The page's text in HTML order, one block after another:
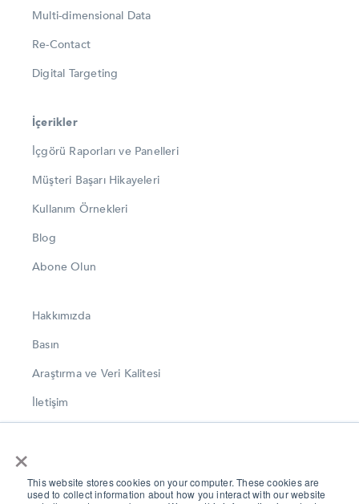
×
This website stores cookies on your computer. These cookies are
used to collect information about how you interact with our website
Multi-dimensional Data
Re-Contact
Digital Targeting
İçerikler
İçgörü Raporları ve Panelleri
Müşteri Başarı Hikayeleri
Kullanım Örnekleri
Blog
Abone Olun
Hakkımızda
Basın
Araştırma ve Veri Kalitesi
İletişim
Twitter